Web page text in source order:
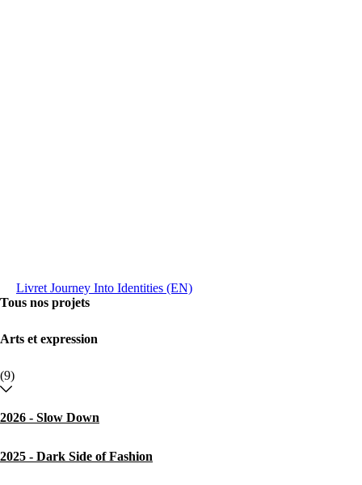
Livret Journey Into Identities (EN)
Tous nos projets
Arts et expression
(9)
2026 - Slow Down
2025 - Dark Side of Fashion